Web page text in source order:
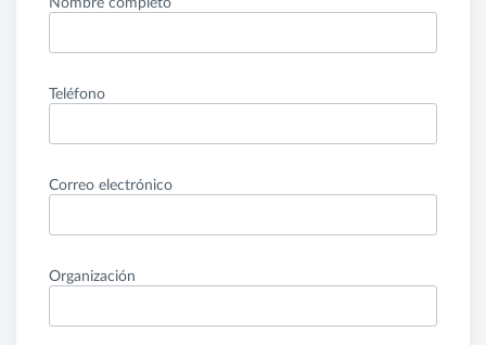
Nombre completo
Teléfono
Correo electrónico
Organización